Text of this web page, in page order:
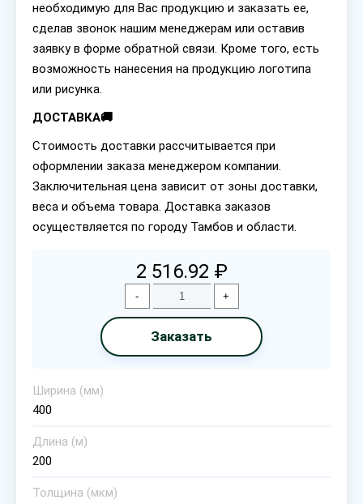
необходимую для Вас продукцию и заказать ее,
сделав звонок нашим менеджерам или оставив
заявку в форме обратной связи. Кроме того, есть
возможность нанесения на продукцию логотипа
или рисунка.
ДОСТАВКА🚚
Стоимость доставки рассчитывается при
оформлении заказа менеджером компании.
Заключительная цена зависит от зоны доставки,
веса и объема товара. Доставка заказов
осуществляется по городу Тамбов и области.
2 516.92 ₽
- +
Заказать
Ширина (мм)
400
Длина (м)
200
Толщина (мкм)